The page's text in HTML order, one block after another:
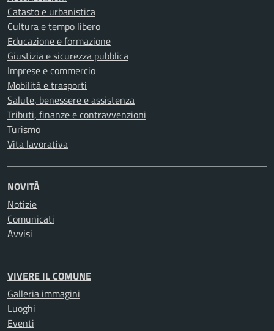
Catasto e urbanistica
Cultura e tempo libero
Educazione e formazione
Giustizia e sicurezza pubblica
Imprese e commercio
Mobilità e trasporti
Salute, benessere e assistenza
Tributi, finanze e contravvenzioni
Turismo
Vita lavorativa
NOVITÀ
Notizie
Comunicati
Avvisi
VIVERE IL COMUNE
Galleria immagini
Luoghi
Eventi